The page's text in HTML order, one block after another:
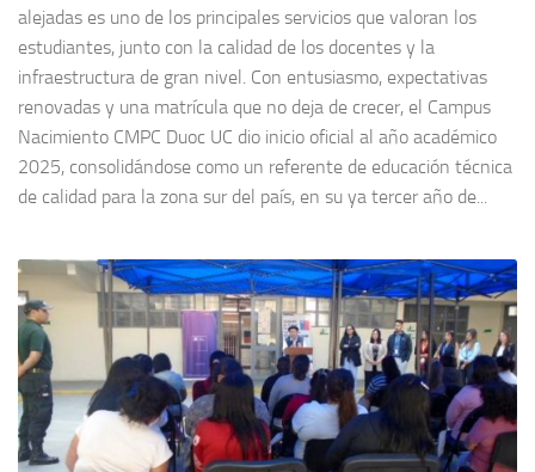
alejadas es uno de los principales servicios que valoran los
estudiantes, junto con la calidad de los docentes y la
infraestructura de gran nivel. Con entusiasmo, expectativas
renovadas y una matrícula que no deja de crecer, el Campus
Nacimiento CMPC Duoc UC dio inicio oficial al año académico
2025, consolidándose como un referente de educación técnica
de calidad para la zona sur del país, en su ya tercer año de...